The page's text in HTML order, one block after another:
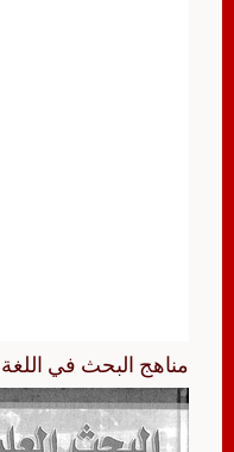
مناهج البحث في اللغة